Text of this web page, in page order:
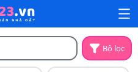
Bộ lọc